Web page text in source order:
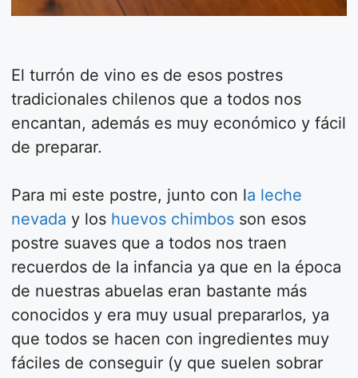
El turrón de vino es de esos postres
tradicionales chilenos que a todos nos
encantan, además es muy económico y fácil
de preparar.
Para mi este postre, junto con la leche
nevada y los huevos chimbos son esos
postre suaves que a todos nos traen
recuerdos de la infancia ya que en la época
de nuestras abuelas eran bastante más
conocidos y era muy usual prepararlos, ya
que todos se hacen con ingredientes muy
fáciles de conseguir (y que suelen sobrar